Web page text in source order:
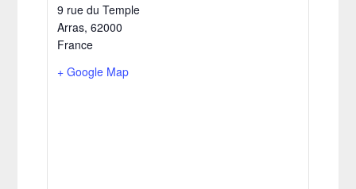
9 rue du Temple
Arras, 62000
France
+ Google Map